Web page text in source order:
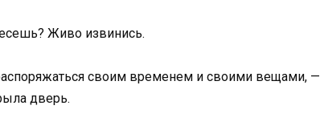
Живо извинись.
своим временем и своими вещами, —
дверь.